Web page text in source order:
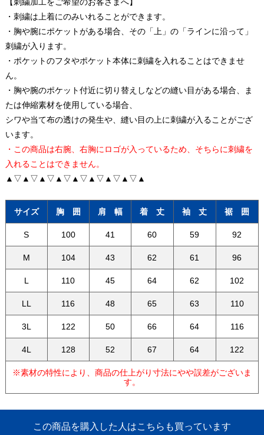
・刺繍は上着にのみいれることができます。
・胸や腕にポケットがある場合、その「上」の「ラインに沿って」
刺繍が入ります。
・ポケットのフタやポケット本体に刺繍を入れることはできませ
ん。
・胸や腕のポケット付近に切り替えしなどの縫い目がある場合、ま
たは伸縮素材を使用している場合、
シワや当て布の透けの発生や、縫い目の上に刺繍が入ることがござ
います。
・この商品は右腕、右胸にロゴが入っているため、そちらに刺繍を
入れることはできません。
▲▽▲▽▲▽▲▽▲▽▲▽▲▽▲▽▲
サイズ 胸 囲 肩 幅 着 丈 袖 丈 裾 囲
S 100 41 60 59 92
M 104 43 62 61 96
L 110 45 64 62 102
LL 116 48 65 63 110
3L 122 50 66 64 116
4L 128 52 67 64 122
※素材の特性により、商品の仕上がり寸法にやや誤差がございま
す。
この商品を購入した人はこちらも買っています